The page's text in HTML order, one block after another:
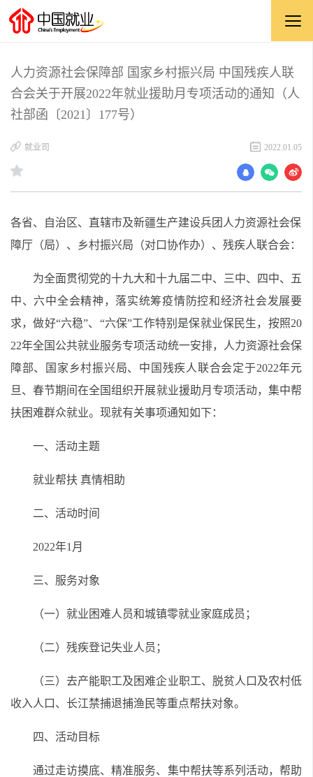
人力资源社会保障部 国家乡村振兴局 中国残疾人联
合会关于开展2022年就业援助月专项活动的通知（人
社部函〔2021〕177号）
就业司 2022.01.05
各省、自治区、直辖市及新疆生产建设兵团人力资源社会保
障厅（局）、乡村振兴局（对口协作办）、残疾人联合会：
为全面贯彻党的十九大和十九届二中、三中、四中、五
中、六中全会精神，落实统筹疫情防控和经济社会发展要
求，做好“六稳”、“六保”工作特别是保就业保民生，按照20
22年全国公共就业服务专项活动统一安排，人力资源社会保
障部、国家乡村振兴局、中国残疾人联合会定于2022年元
旦、春节期间在全国组织开展就业援助月专项活动，集中帮
扶困难群众就业。现就有关事项通知如下：
一、活动主题
就业帮扶 真情相助
二、活动时间
2022年1月
三、服务对象
（一）就业困难人员和城镇零就业家庭成员；
（二）残疾登记失业人员；
（三）去产能职工及困难企业职工、脱贫人口及农村低
收入人口、长江禁捕退捕渔民等重点帮扶对象。
四、活动目标
通过走访摸底、精准服务、集中帮扶等系列活动，帮助